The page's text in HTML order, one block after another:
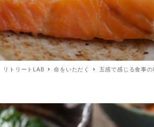
リトリートLAB 命をいただく 五感で感じる食事